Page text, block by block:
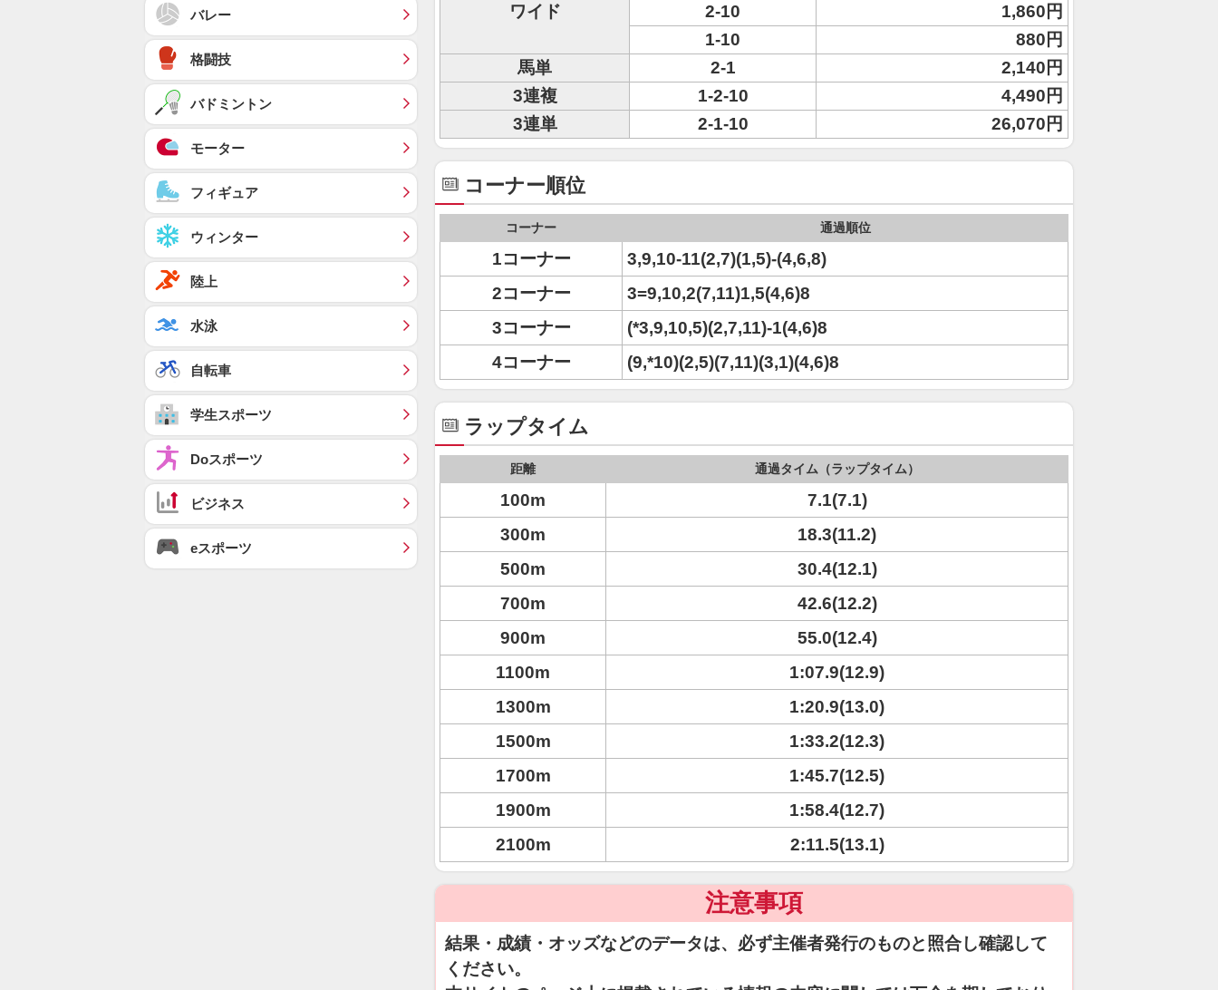
ワイド
2-10
1,860円
1-10
880円
馬単
2-1
2,140円
3連複
1-2-10
4,490円
3連単
2-1-10 26,070円
コーナー順位
コーナー 通過順位
1コーナー
3,9,10-11(2,7)(1,5)-(4,6,8)
2コーナー
3=9,10,2(7,11)1,5(4,6)8
3コーナー
(*3,9,10,5)(2,7,11)-1(4,6)8
4コーナー
(9,*10)(2,5)(7,11)(3,1)(4,6)8
ラップタイム
距離 通過タイム（ラップタイム）
100m
7.1(7.1)
300m
18.3(11.2)
500m
30.4(12.1)
700m
42.6(12.2)
900m
55.0(12.4)
1100m
1:07.9(12.9)
1300m
1:20.9(13.0)
1500m
1:33.2(12.3)
1700m
1:45.7(12.5)
1900m
1:58.4(12.7)
2100m
2:11.5(13.1)
注意事項
結果・成績・オッズなどのデータは、必ず主催者発行のものと照合し確認して
ください。
バレー
格闘技
バドミントン
モーター
フィギュア
ウィンター
陸上
水泳
自転車
学生スポーツ
Doスポーツ
ビジネス
eスポーツ